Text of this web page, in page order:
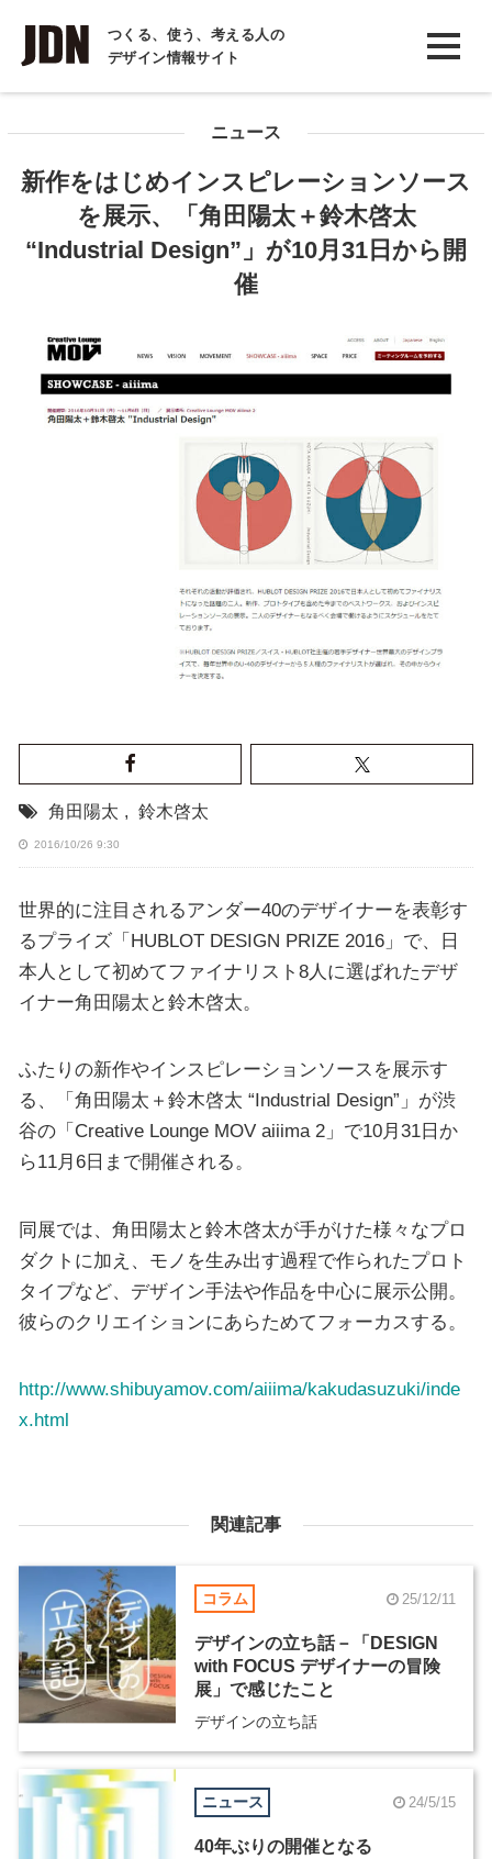
つくる、使う、考える人の
デザイン情報サイト
INTERVIEW
インタビュー
COLUMN
コラム
ニュース
新作をはじめインスピレーションソース
を展示、「角田陽太＋鈴木啓太
“Industrial Design”」が10月31日から開
催
角田陽太 , 鈴木啓太
2016/10/26 9:30
世界的に注目されるアンダー40のデザイナーを表彰す
るプライズ「HUBLOT DESIGN PRIZE 2016」で、日
本人として初めてファイナリスト8人に選ばれたデザ
イナー角田陽太と鈴木啓太。
ふたりの新作やインスピレーションソースを展示す
る、「角田陽太＋鈴木啓太 “Industrial Design”」が渋
谷の「Creative Lounge MOV aiiima 2」で10月31日か
ら11月6日まで開催される。
同展では、角田陽太と鈴木啓太が手がけた様々なプロ
ダクトに加え、モノを生み出す過程で作られたプロト
タイプなど、デザイン手法や作品を中心に展示公開。
彼らのクリエイションにあらためてフォーカスする。
http://www.shibuyamov.com/aiiima/kakudasuzuki/inde
x.html
関連記事
コラム 25/12/11
デザインの立ち話－「DESIGN
with FOCUS デザイナーの冒険
展」で感じたこと
デザインの立ち話
ニュース 24/5/15
40年ぶりの開催となる